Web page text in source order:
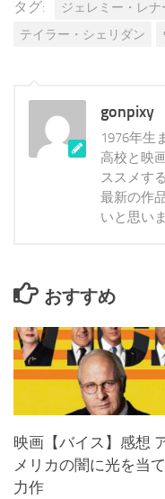
タグ: ジェレミー・レナ
テイラー・シェリダン
gonpixy
1976年生
高校と映
ススメす
最新の作
いと思い
おすすめ
映画【バイス】感想
メリカの闇に光を当
力作